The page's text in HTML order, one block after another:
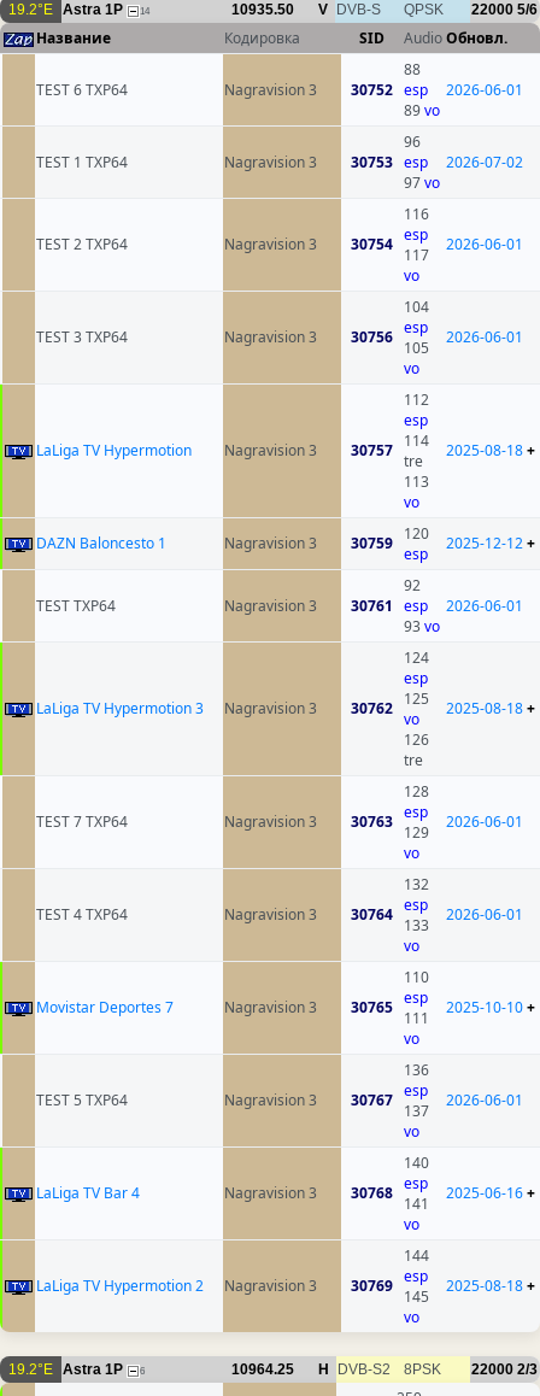
19.2°E Astra 1P 14 10935.50 V DVB-S QPSK 22000 5/6
Название Кодировка SID AudioОбновл.
TEST 6 TXP64 Nagravision 3 30752
88
esp
89vo
2026-06-01
TEST 1 TXP64 Nagravision 3 30753
96
esp
97vo
2026-07-02
TEST 2 TXP64 Nagravision 3 30754
116
esp
117
vo
2026-06-01
TEST 3 TXP64 Nagravision 3 30756
104
esp
105
vo
2026-06-01
LaLiga TV Hypermotion Nagravision 3 30757
112
esp
114
tre
113
vo
2025-08-18+
DAZN Baloncesto 1 Nagravision 3 30759 120
esp
2025-12-12+
TEST TXP64 Nagravision 3 30761
92
esp
93vo
2026-06-01
LaLiga TV Hypermotion 3 Nagravision 3 30762
124
esp
125
vo
126
tre
2025-08-18+
TEST 7 TXP64 Nagravision 3 30763
128
esp
129
vo
2026-06-01
TEST 4 TXP64 Nagravision 3 30764
132
esp
133
vo
2026-06-01
Movistar Deportes 7 Nagravision 3 30765
110
esp
111
vo
2025-10-10+
TEST 5 TXP64 Nagravision 3 30767
136
esp
137
vo
2026-06-01
LaLiga TV Bar 4 Nagravision 3 30768
140
esp
141
vo
2025-06-16+
LaLiga TV Hypermotion 2 Nagravision 3 30769
144
esp
145
vo
2025-08-18+
19.2°E Astra 1P 6 10964.25 H DVB-S2 8PSK 22000 2/3